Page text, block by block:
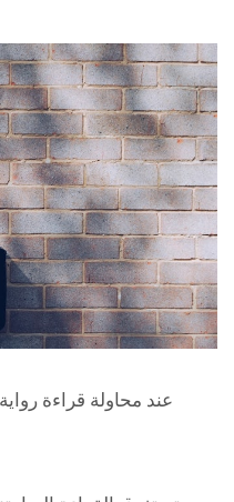
عند محاولة قراءة